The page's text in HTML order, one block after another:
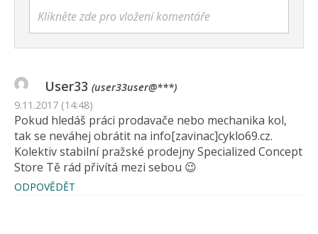
Klikněte zde pro vložení komentáře
User33 (user33user@***)
9.11.2017 (14:48)
Pokud hledáš práci prodavače nebo mechanika kol,
tak se neváhej obrátit na info[zavinac]cyklo69.cz.
Kolektiv stabilní pražské prodejny Specialized Concept
Store Tě rád přivítá mezi sebou 😉
ODPOVĚDĚT